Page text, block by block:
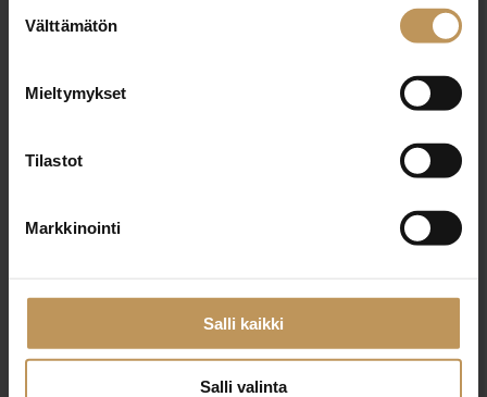
valinta
Välttämätön
Mieltymykset
Tilastot
Markkinointi
Salli kaikki
Salli valinta
Sähköposti